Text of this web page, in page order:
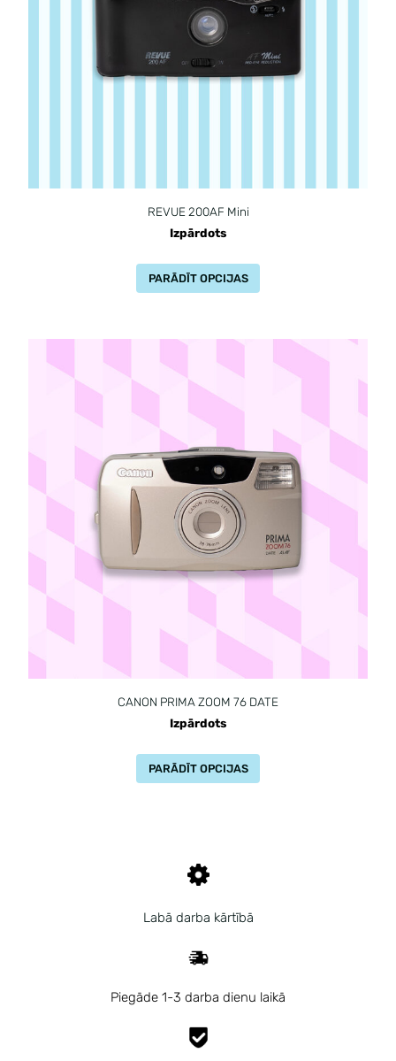
Labā darba kārtībā
Piegāde 1-3 darba dienu laikā
REVUE 200AF Mini
Izpārdots
PARĀDĪT OPCIJAS
CANON PRIMA ZOOM 76 DATE
Izpārdots
PARĀDĪT OPCIJAS